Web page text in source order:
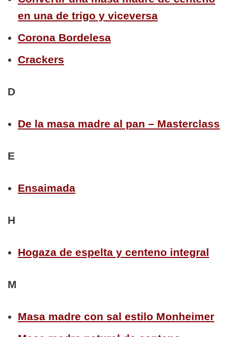
en una de trigo y viceversa
Corona Bordelesa
Crackers
D
De la masa madre al pan – Masterclass
E
Ensaimada
H
Hogaza de espelta y centeno integral
M
Masa madre con sal estilo Monheimer